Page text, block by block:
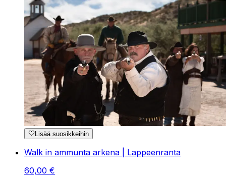
Lisää suosikkeihin
Walk in ammunta arkena | Lappeenranta
60,00 €